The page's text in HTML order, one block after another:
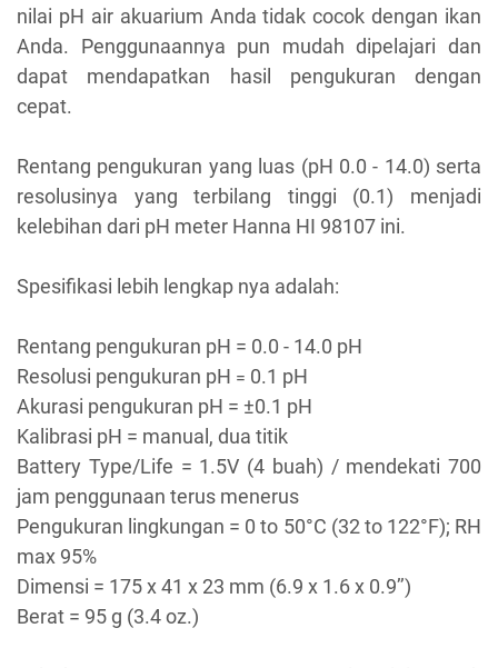
nilai pH air akuarium Anda tidakcocok dengan ikan
Anda. Penggunaannya pun mudah dipelajari dan
dapat mendapatkan hasil pengukuran dengan
cepat.
Rentang pengukuran yang luas (pH 0.0 - 14.0) serta
resolusinya yang terbilang tinggi (0.1) menjadi
kelebihan dari pH meter Hanna HI 98107 ini.
Spesifikasi lebih lengkap nya adalah:
Rentang pengukuran pH = 0.0 - 14.0 pH
Resolusi pengukuran pH = 0.1 pH
Akurasi pengukuran pH = ±0.1 pH
Kalibrasi pH = manual, dua titik
Battery Type/Life = 1.5V (4 buah) / mendekati 700
jam penggunaan terus menerus
Pengukuran lingkungan = 0 to 50°C (32 to 122°F); RH
max 95%
Dimensi = 175 x 41 x 23 mm (6.9 x 1.6 x 0.9’’)
Berat = 95 g (3.4 oz.)